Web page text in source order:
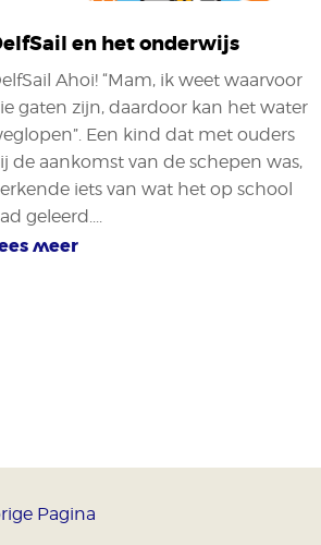
en het onderwijs
Ahoi! “Mam, ik weet waarvoor
gaten zijn, daardoor kan het water
Een kind dat met ouders
de aankomst van de schepen was,
iets van wat het op school
geleerd....
meer
Pagina